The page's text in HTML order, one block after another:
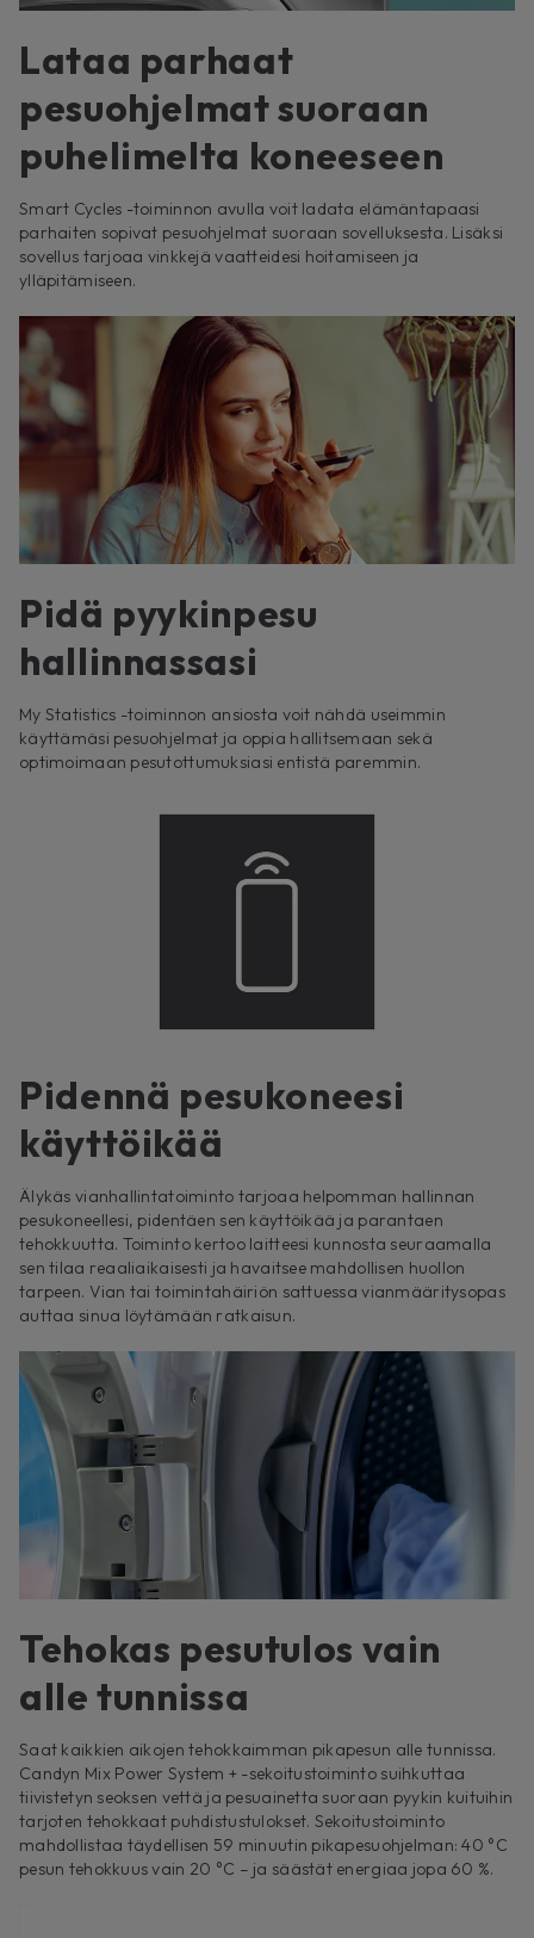
Lataa parhaat
pesuohjelmat suoraan
puhelimelta koneeseen
Smart Cycles -toiminnon avulla voit ladata elämäntapaasi
parhaiten sopivat pesuohjelmat suoraan sovelluksesta. Lisäksi
sovellus tarjoaa vinkkejä vaatteidesi hoitamiseen ja
ylläpitämiseen.
Pidä pyykinpesu
hallinnassasi
My Statistics -toiminnon ansiosta voit nähdä useimmin
käyttämäsi pesuohjelmat ja oppia hallitsemaan sekä
optimoimaan pesutottumuksiasi entistä paremmin.
Pidennä pesukoneesi
käyttöikää
Älykäs vianhallintatoiminto tarjoaa helpomman hallinnan
pesukoneellesi, pidentäen sen käyttöikää ja parantaen
tehokkuutta. Toiminto kertoo laitteesi kunnosta seuraamalla
sen tilaa reaaliaikaisesti ja havaitsee mahdollisen huollon
tarpeen. Vian tai toimintahäiriön sattuessa vianmääritysopas
auttaa sinua löytämään ratkaisun.
Tehokas pesutulos vain
alle tunnissa
Saat kaikkien aikojen tehokkaimman pikapesun alle tunnissa.
Candyn Mix Power System + -sekoitustoiminto suihkuttaa
tiivistetyn seoksen vettä ja pesuainetta suoraan pyykin kuituihin
tarjoten tehokkaat puhdistustulokset. Sekoitustoiminto
mahdollistaa täydellisen 59 minuutin pikapesuohjelman: 40 °C
pesun tehokkuus vain 20 °C – ja säästät energiaa jopa 60 %.